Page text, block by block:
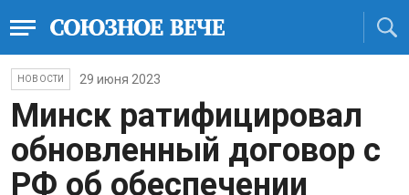
НОВОСТИ 29 июня 2023
Минск ратифицировал
обновленный договор с
РФ об обеспечении